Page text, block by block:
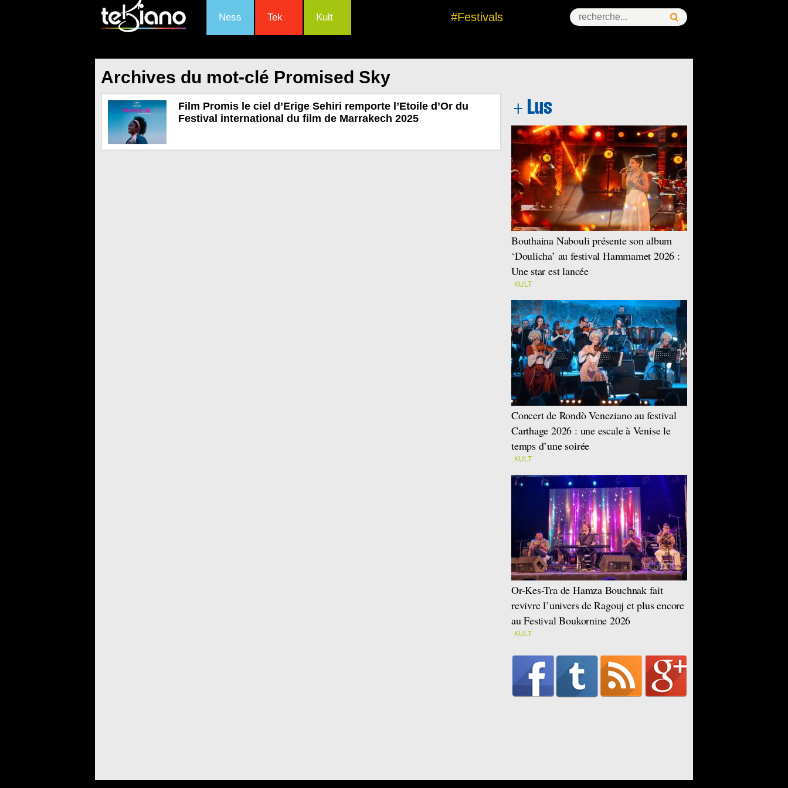
Ness Tek Kult #Festivals
Archives du mot-clé Promised Sky
Film Promis le ciel d’Erige Sehiri remporte l’Etoile d’Or du
Festival international du film de Marrakech 2025
Bouthaina Nabouli présente son album
‘Doulicha’ au festival Hammamet 2026 :
Une star est lancée
KULT
Concert de Rondò Veneziano au festival
Carthage 2026 : une escale à Venise le
temps d’une soirée
KULT
Or-Kes-Tra de Hamza Bouchnak fait
revivre l’univers de Ragouj et plus encore
au Festival Boukornine 2026
KULT